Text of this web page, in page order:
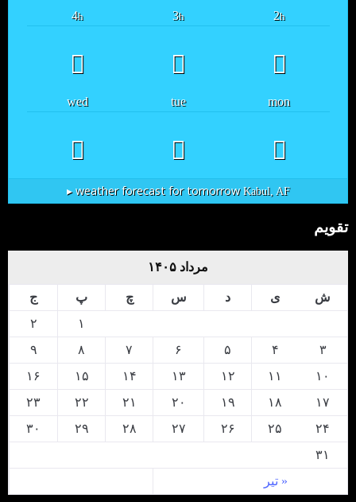
2h
3h
4h
mon
tue
wed
Kabul, AF
weather forecast for tomorrow ▸
تقویم
مرداد ۱۴۰۵
ش ی د س چ پ ج
« تیر
۱
۲
۳
۴ ۵ ۶ ۷ ۸
۹
۱۰
۱۱ ۱۲ ۱۳ ۱۴ ۱۵
۱۶
۱۷
۱۸ ۱۹ ۲۰ ۲۱ ۲۲
۲۳
۲۴
۲۵ ۲۶ ۲۷ ۲۸ ۲۹
۳۰
۳۱